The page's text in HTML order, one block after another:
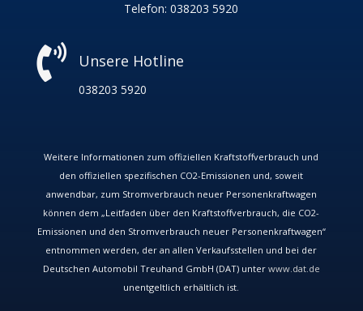
Telefon:038203 5920
 Unsere Hotline
038203 5920
Weitere Informationen zum offiziellen Kraftstoffverbrauch und
den offiziellen spezifischen CO2-Emissionen und, soweit
anwendbar, zum Stromverbrauch neuer Personenkraftwagen
können dem „Leitfaden über den Kraftstoffverbrauch, die CO2-
Emissionen und den Stromverbrauch neuer Personenkraftwagen“
entnommen werden, der an allen Verkaufsstellen und bei der
Deutschen Automobil Treuhand GmbH (DAT) unter www.dat.de
unentgeltlich erhältlich ist.